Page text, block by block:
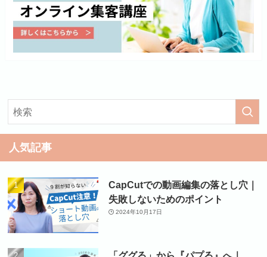
人気記事
CapCutでの動画編集の落とし穴｜
失敗しないためのポイント
2024年10月17日